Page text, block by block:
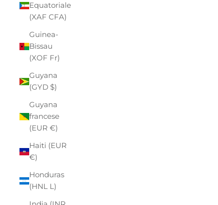
Equatoriale
(XAF CFA)
Guinea-
Bissau
(XOF Fr)
Guyana
(GYD $)
Guyana
francese
(EUR €)
Haiti (EUR
€)
Honduras
(HNL L)